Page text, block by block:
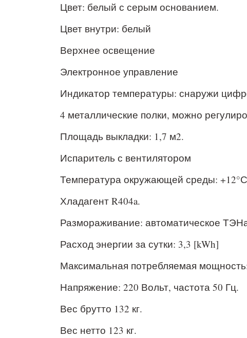
Цвет: белый с серым основанием.
Цвет внутри: белый
Верхнее освещение
Электронное управление
Индикатор температуры: снаружи
4 металлические полки, можно
Площадь выкладки: 1,7 м2.
Испаритель с вентилятором
Температура окружающей среды:
Хладагент R404a.
Размораживание: автоматическое
Расход энергии за сутки: 3,3 [kWh]
Максимальная потребляемая
Напряжение: 220 Вольт, частота 50 Гц.
Вес брутто 132 кг.
Вес нетто 123 кг.